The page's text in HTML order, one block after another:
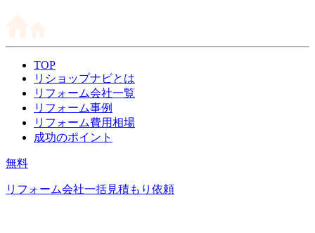
TOP
リショップナビとは
リフォーム会社一覧
リフォーム事例
リフォーム費用相場
成功のポイント
無料
リフォーム会社一括見積もり依頼